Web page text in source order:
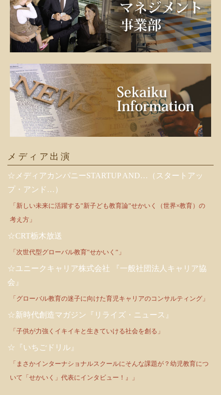
メディア出演
☆メディアカンパニーSTARTUP AND…（スタートアッ
プ・アンド…）
「新しい未来に活躍する”新子ども教育論”せかいく（世界×教育）の
考え方」
☆CRT栃木放送
「次世代型グローバル教育”せかいく”」
☆ユニークキャリア株式会社 『一般社団法人キャリア協
会』
「グローバル教育の迷子に向けた育児キャリアのコンサルティング」
☆新時代創造マガジン『リライズ・ニュース』
「子供が力強くイキイキと生きていける社会を創る」
☆『いちごドリル』
「まさかインターナショナルスクールにそんな課題が？幼児教育につ
いて「せかいく」代表にインタビュー！』」